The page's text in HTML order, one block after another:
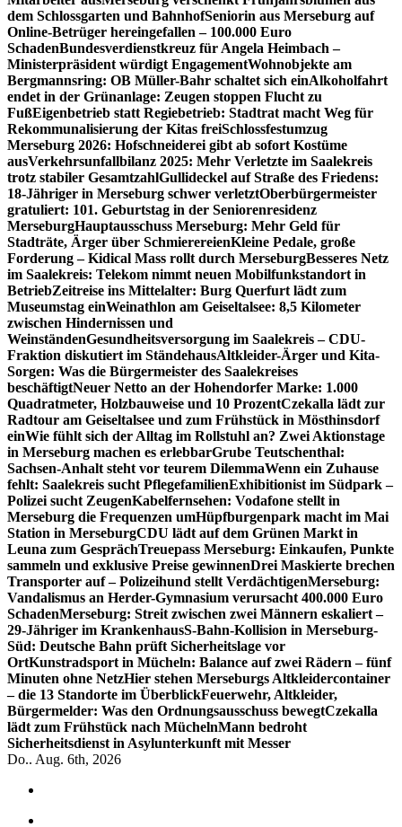
dem Schlossgarten und BahnhofSeniorin aus Merseburg auf
Online-Betrüger hereingefallen – 100.000 Euro
SchadenBundesverdienstkreuz für Angela Heimbach –
Ministerpräsident würdigt EngagementWohnobjekte am
Bergmannsring: OB Müller-Bahr schaltet sich einAlkoholfahrt
endet in der Grünanlage: Zeugen stoppen Flucht zu
FußEigenbetrieb statt Regiebetrieb: Stadtrat macht Weg für
Rekommunalisierung der Kitas freiSchlossfestumzug
Merseburg 2026: Hofschneiderei gibt ab sofort Kostüme
ausVerkehrsunfallbilanz 2025: Mehr Verletzte im Saalekreis
trotz stabiler GesamtzahlGullideckel auf Straße des Friedens:
18-Jähriger in Merseburg schwer verletztOberbürgermeister
gratuliert: 101. Geburtstag in der Seniorenresidenz
MerseburgHauptausschuss Merseburg: Mehr Geld für
Stadträte, Ärger über SchmierereienKleine Pedale, große
Forderung – Kidical Mass rollt durch MerseburgBesseres Netz
im Saalekreis: Telekom nimmt neuen Mobilfunkstandort in
BetriebZeitreise ins Mittelalter: Burg Querfurt lädt zum
Museumstag einWeinathlon am Geiseltalsee: 8,5 Kilometer
zwischen Hindernissen und
WeinständenGesundheitsversorgung im Saalekreis – CDU-
Fraktion diskutiert im StändehausAltkleider-Ärger und Kita-
Sorgen: Was die Bürgermeister des Saalekreises
beschäftigtNeuer Netto an der Hohendorfer Marke: 1.000
Quadratmeter, Holzbauweise und 10 ProzentCzekalla lädt zur
Radtour am Geiseltalsee und zum Frühstück in Mösthinsdorf
einWie fühlt sich der Alltag im Rollstuhl an? Zwei Aktionstage
in Merseburg machen es erlebbarGrube Teutschenthal:
Sachsen-Anhalt steht vor teurem DilemmaWenn ein Zuhause
fehlt: Saalekreis sucht PflegefamilienExhibitionist im Südpark –
Polizei sucht ZeugenKabelfernsehen: Vodafone stellt in
Merseburg die Frequenzen umHüpfburgenpark macht im Mai
Station in MerseburgCDU lädt auf dem Grünen Markt in
Leuna zum GesprächTreuepass Merseburg: Einkaufen, Punkte
sammeln und exklusive Preise gewinnenDrei Maskierte brechen
Transporter auf – Polizeihund stellt VerdächtigenMerseburg:
Vandalismus an Herder-Gymnasium verursacht 400.000 Euro
SchadenMerseburg: Streit zwischen zwei Männern eskaliert –
29-Jähriger im KrankenhausS-Bahn-Kollision in Merseburg-
Süd: Deutsche Bahn prüft Sicherheitslage vor
OrtKunstradsport in Mücheln: Balance auf zwei Rädern – fünf
Minuten ohne NetzHier stehen Merseburgs Altkleidercontainer
– die 13 Standorte im ÜberblickFeuerwehr, Altkleider,
Bürgermelder: Was den Ordnungsausschuss bewegtCzekalla
lädt zum Frühstück nach MüchelnMann bedroht
Sicherheitsdienst in Asylunterkunft mit Messer
Do.. Aug. 6th, 2026